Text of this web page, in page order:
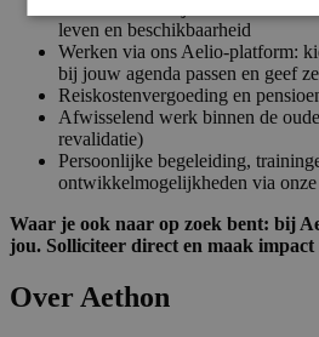
leven en beschikbaarheid
Werken via ons Aelio-platform:
bij jouw agenda passen en geef
Reiskostenvergoeding en
Afwisselend werk binnen de
revalidatie)
Persoonlijke begeleiding,
ontwikkelmogelijkheden via
Waar je ook naar op zoek bent: bij
jou. Solliciteer direct en maak
Over Aethon